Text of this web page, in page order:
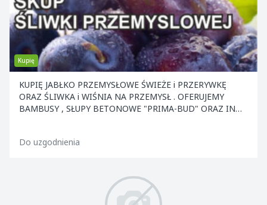
Kupię
KUPIĘ JABŁKO PRZEMYSŁOWE ŚWIEŻE i PRZERYWKĘ
ORAZ ŚLIWKA i WIŚNIA NA PRZEMYSŁ . OFERUJEMY
BAMBUSY , SŁUPY BETONOWE "PRIMA-BUD" ORAZ INNE
Do uzgodnienia